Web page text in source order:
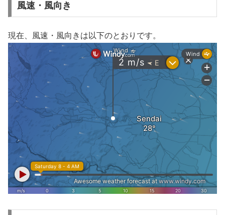
風速・風向き
現在、風速・風向きは以下のとおりです。